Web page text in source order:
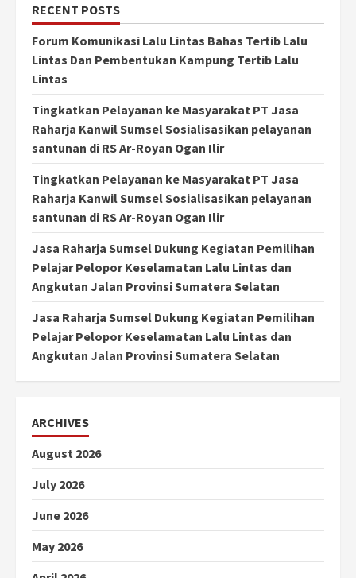
RECENT POSTS
Forum Komunikasi Lalu Lintas Bahas Tertib Lalu
Lintas Dan Pembentukan Kampung Tertib Lalu
Lintas
Tingkatkan Pelayanan ke Masyarakat PT Jasa
Raharja Kanwil Sumsel Sosialisasikan pelayanan
santunan di RS Ar-Royan Ogan Ilir
Tingkatkan Pelayanan ke Masyarakat PT Jasa
Raharja Kanwil Sumsel Sosialisasikan pelayanan
santunan di RS Ar-Royan Ogan Ilir
Jasa Raharja Sumsel Dukung Kegiatan Pemilihan
Pelajar Pelopor Keselamatan Lalu Lintas dan
Angkutan Jalan Provinsi Sumatera Selatan
Jasa Raharja Sumsel Dukung Kegiatan Pemilihan
Pelajar Pelopor Keselamatan Lalu Lintas dan
Angkutan Jalan Provinsi Sumatera Selatan
ARCHIVES
August 2026
July 2026
June 2026
May 2026